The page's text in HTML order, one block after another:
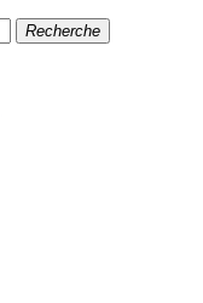
Recherche